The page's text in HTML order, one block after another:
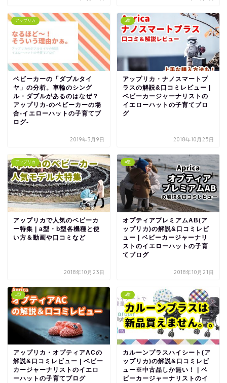
アップリカ
ベビーカーの「ダブルタイ
ヤ」の分析。車輪のシング
ル・ダブルがあるのはなぜ？
アップリカ-のベビーカーの場
合-イエローハットの子育てブ
ログ-
2019年3月9日
a型
アップリカ・ナノスマートプ
ラスの解説&口コミレビュー |
ベビーカージャーナリストの
イエローハットの子育てブロ
グ
2018年10月25日
アップリカ
アップリカで人気のベビーカ
ー特集 | a型・b型各機種と使
い方＆動画や口コミなど
2018年10月23日
a型
オプティアプレミアムAB(ア
ップリカ)の解説&口コミレビ
ュー | ベビーカージャーナリ
ストのイエローハットの子育
てブログ
2018年10月21日
a型
アップリカ・オプティアACの
解説&口コミレビュー | ベビー
カージャーナリストのイエロ
ーハットの子育てブログ
a型
カルーンプラスハイシート(ア
ップリカ)の解説&口コミレビ
ュー※中古品しか無い！ | ベ
ビーカージャーナリストのイ